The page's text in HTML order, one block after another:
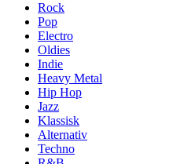
Rock
Pop
Electro
Oldies
Indie
Heavy Metal
Hip Hop
Jazz
Klassisk
Alternativ
Techno